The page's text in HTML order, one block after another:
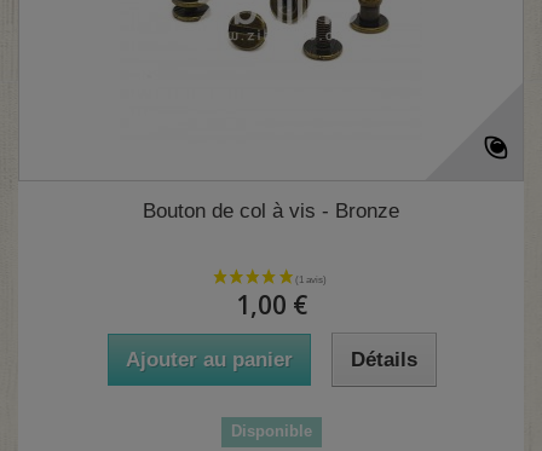
Bouton de col à vis - Bronze
1,00 €
Ajouter au panier Détails
Disponible